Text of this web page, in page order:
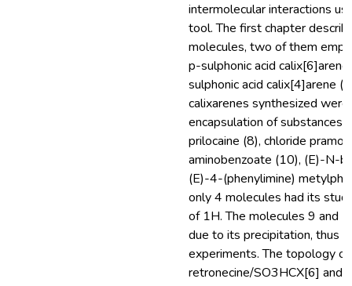
intermolecular interactions
tool. The first chapter
molecules, two of them
p-sulphonic acid
sulphonic acid calix[4]arene
calixarenes synthesized
encapsulation of substances:
prilocaine (8), chloride
aminobenzoate (10), (E)-N-
(E)-4-(phenylimine)
only 4 molecules had its
of 1H. The molecules 9 and
due to its precipitation, thus
experiments. The topology
retronecine/SO3HCX[6] and